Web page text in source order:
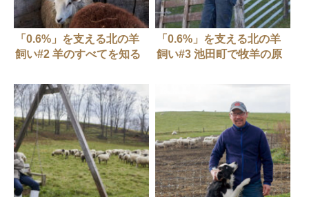
「0.6%」を支える北の羊
飼い#2 羊のすべてを知る
まるごと研究所
「0.6%」を支える北の羊
飼い#3 池田町で牧羊の原